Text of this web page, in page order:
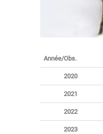
Année/Obs.
2020
2021
2022
2023